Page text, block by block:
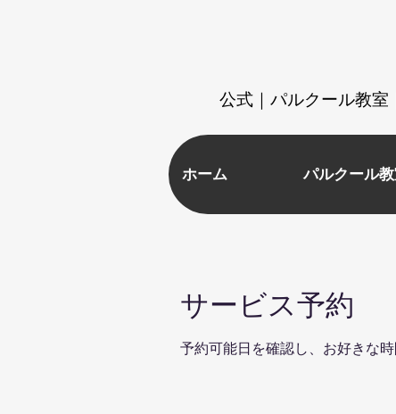
公式｜パルクール教
ホーム パルクール
サービス予約
予約可能日を確認し、お好きな時